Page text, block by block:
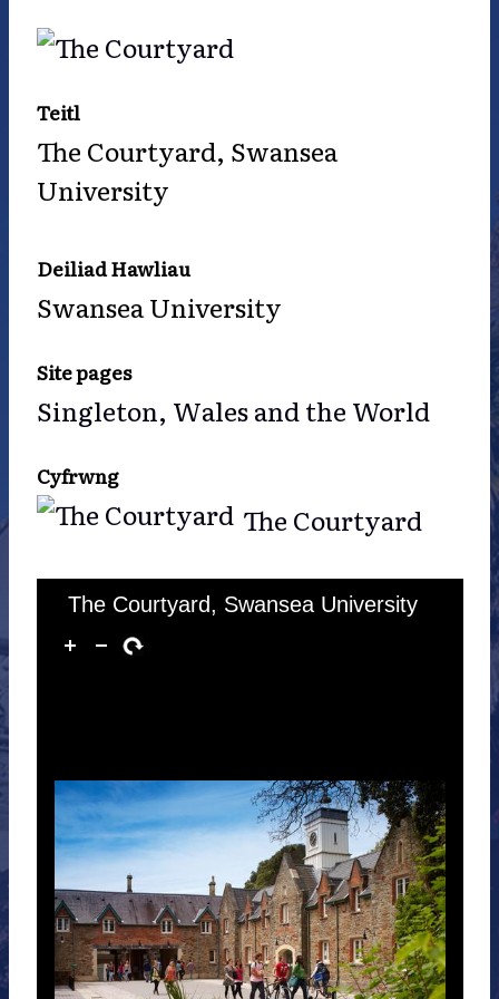
Teitl
The Courtyard, Swansea
University
Deiliad Hawliau
Swansea University
Site pages
Singleton, Wales and the World
Cyfrwng
The Courtyard